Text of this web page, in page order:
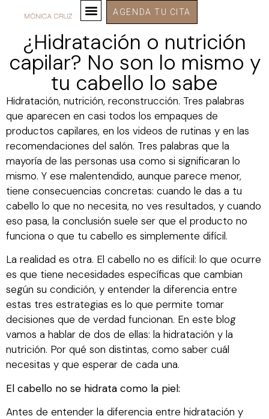
AGENDA TU CITA
¿Hidratación o nutrición
capilar? No son lo mismo y
tu cabello lo sabe
Hidratación, nutrición, reconstrucción. Tres palabras
que aparecen en casi todos los empaques de
productos capilares, en los videos de rutinas y en las
recomendaciones del salón. Tres palabras que la
mayoría de las personas usa como si significaran lo
mismo. Y ese malentendido, aunque parece menor,
tiene consecuencias concretas: cuando le das a tu
cabello lo que no necesita, no ves resultados, y cuando
eso pasa, la conclusión suele ser que el producto no
funciona o que tu cabello es simplemente difícil.
La realidad es otra. El cabello no es difícil: lo que ocurre
es que tiene necesidades específicas que cambian
según su condición, y entender la diferencia entre
estas tres estrategias es lo que permite tomar
decisiones que de verdad funcionan. En este blog
vamos a hablar de dos de ellas: la hidratación y la
nutrición. Por qué son distintas, como saber cuál
necesitas y que esperar de cada una.
El cabello no se hidrata como la piel:
Antes de entender la diferencia entre hidratación y